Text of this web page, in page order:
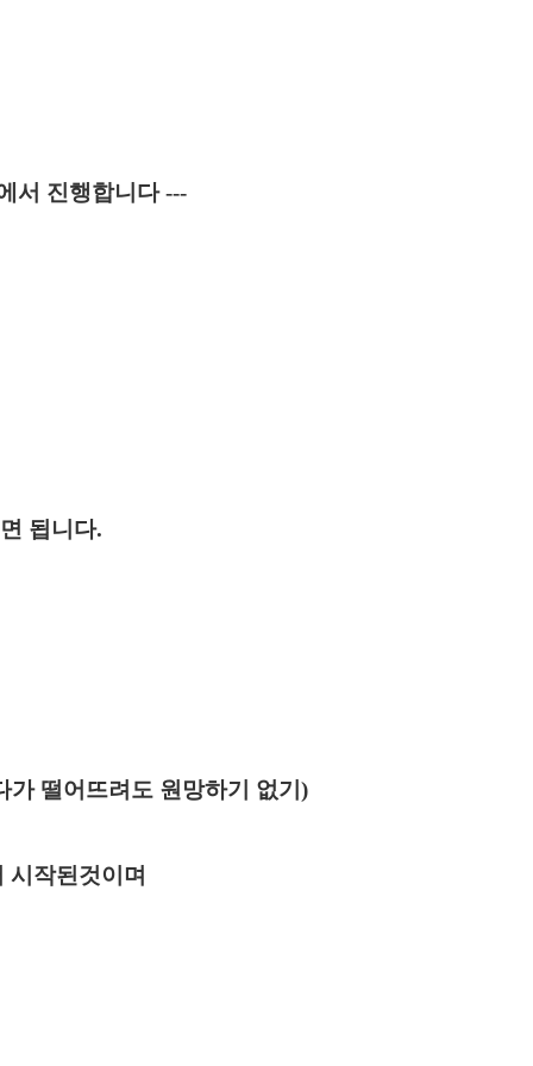
서 진행합니다---
됩니다.
가 떨어뜨려도 원망하기 없기)
시작된것이며